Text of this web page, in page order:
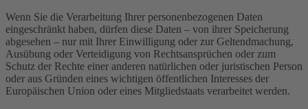
Wenn Sie die Verarbeitung Ihrer personenbezogenen Daten
eingeschränkt haben, dürfen diese Daten – von ihrer Speicherung
abgesehen – nur mit Ihrer Einwilligung oder zur Geltendmachung,
Ausübung oder Verteidigung von Rechtsansprüchen oder zum
Schutz der Rechte einer anderen natürlichen oder juristischen Person
oder aus Gründen eines wichtigen öffentlichen Interesses der
Europäischen Union oder eines Mitgliedstaats verarbeitet werden.